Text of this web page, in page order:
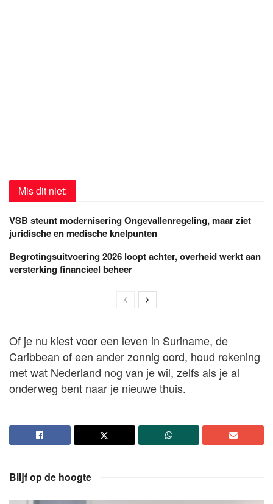
Mis dit niet:
VSB steunt modernisering Ongevallenregeling, maar ziet
juridische en medische knelpunten
Begrotingsuitvoering 2026 loopt achter, overheid werkt aan
versterking financieel beheer
Of je nu kiest voor een leven in Suriname, de
Caribbean of een ander zonnig oord, houd rekening
met wat Nederland nog van je wil, zelfs als je al
onderweg bent naar je nieuwe thuis.
Blijf op de hoogte